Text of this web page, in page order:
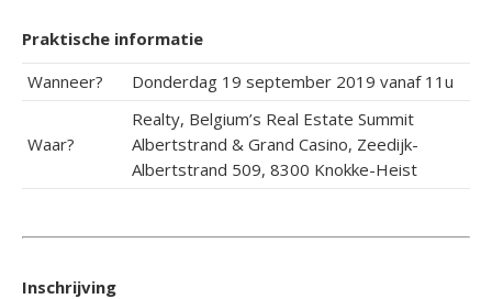
Praktische informatie
Wanneer?
Donderdag 19 september 2019 vanaf 11u
Waar?
Realty, Belgium’s Real Estate Summit
Albertstrand & Grand Casino, Zeedijk-
Albertstrand 509, 8300 Knokke-Heist
Inschrijving